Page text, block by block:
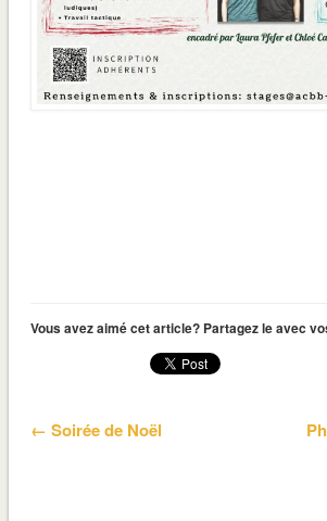
Vous avez aimé cet article? Partagez le avec
← Soirée de Noël